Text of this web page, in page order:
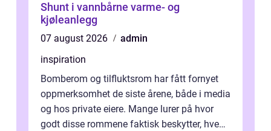
Shunt i vannbårne varme- og
kjøleanlegg
07 august 2026
admin
inspiration
Bomberom og tilfluktsrom har fått fornyet
oppmerksomhet de siste årene, både i media
og hos private eiere. Mange lurer på hvor
godt disse rommene faktisk beskytter, hvem